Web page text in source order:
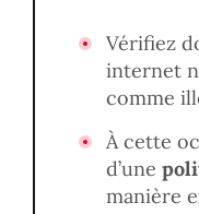
Vérifiez
internet
comme
À cette
d’une
manière